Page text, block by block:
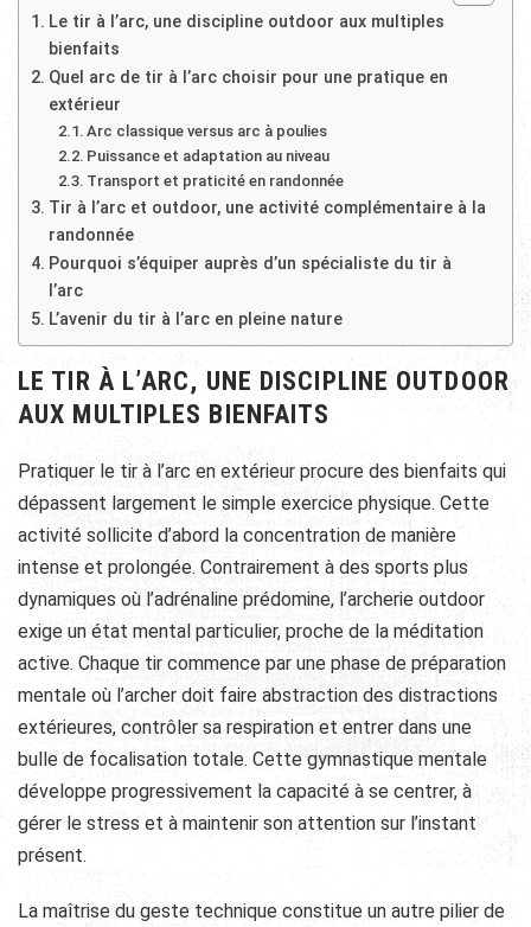
Le tir à l’arc, une discipline outdoor aux multiples
bienfaits
Quel arc de tir à l’arc choisir pour une pratique en
extérieur
Arc classique versus arc à poulies
Puissance et adaptation au niveau
Transport et praticité en randonnée
Tir à l’arc et outdoor, une activité complémentaire à la
randonnée
Pourquoi s’équiper auprès d’un spécialiste du tir à
l’arc
L’avenir du tir à l’arc en pleine nature
LE TIR À L’ARC, UNE DISCIPLINE OUTDOOR
AUX MULTIPLES BIENFAITS
Pratiquer le tir à l’arc en extérieur procure des bienfaits qui
dépassent largement le simple exercice physique. Cette
activité sollicite d’abord la concentration de manière
intense et prolongée. Contrairement à des sports plus
dynamiques où l’adrénaline prédomine, l’archerie outdoor
exige un état mental particulier, proche de la méditation
active. Chaque tir commence par une phase de préparation
mentale où l’archer doit faire abstraction des distractions
extérieures, contrôler sa respiration et entrer dans une
bulle de focalisation totale. Cette gymnastique mentale
développe progressivement la capacité à se centrer, à
gérer le stress et à maintenir son attention sur l’instant
présent.
La maîtrise du geste technique constitue un autre pilier de